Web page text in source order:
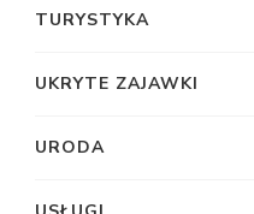
TURYSTYKA
UKRYTE ZAJAWKI
URODA